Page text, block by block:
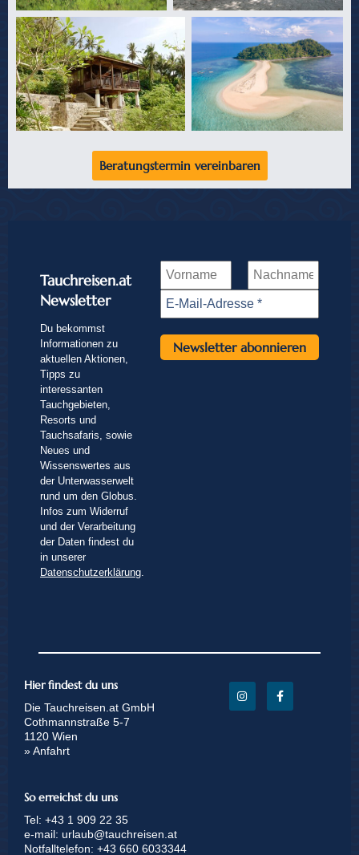
Beratungstermin vereinbaren
Tauchreisen.at
Newsletter
Du bekommst
Informationen zu
aktuellen Aktionen,
Tipps zu
interessanten
Tauchgebieten,
Resorts und
Tauchsafaris, sowie
Neues und
Wissenswertes aus
der Unterwasserwelt
rund um den Globus.
Infos zum Widerruf
und der Verarbeitung
der Daten findest du
in unserer
Datenschutzerklärung
Hier findest du uns
Die Tauchreisen.at GmbH
Cothmannstraße 5-7
1120 Wien
» Anfahrt
So erreichst du uns
Tel: +43 1 909 22 35
e-mail: urlaub@tauchreisen.at
Notfalltelefon: +43 660 6033344